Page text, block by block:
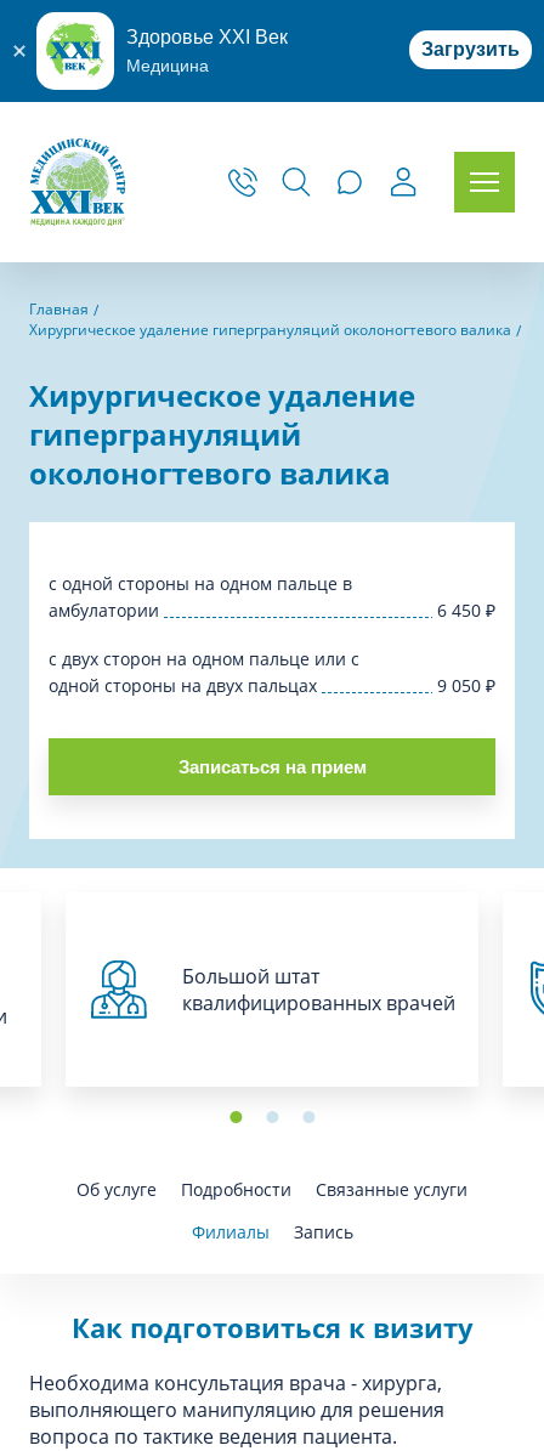
Здоровье XXI Век
Медицина
Загрузить
Главная
Хирургическое удаление гипергрануляций околоногтевого валика
Хирургическое удаление
гипергрануляций
околоногтевого валика
с одной стороны на одном пальце в
амбулатории
6 450 ₽
с двух сторон на одном пальце или с
одной стороны на двух пальцах
9 050 ₽
Записаться на прием
Большой штат
квалифицированных врачей
Об услуге Подробности
Связанные услуги
Филиалы
Запись
Как подготовиться к визиту
Необходима консультация врача - хирурга,
выполняющего манипуляцию для решения
вопроса по тактике ведения пациента.